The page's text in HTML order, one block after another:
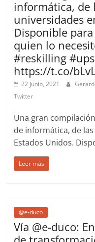
informática, de
universidades
Disponible
quien lo
#reskilling
https://t.co/
22 junio, 2021
Twitter
Una gran
de informática, de
Estados Unidos.
Leer más
@e-duco
Vía @e-duco: